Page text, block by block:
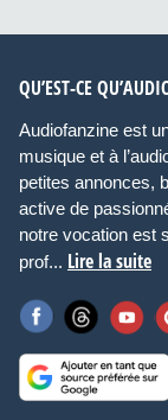
QU’EST-CE
Audiofanzine est
musique et à
petites annonces,
active de
notre vocation est
prof... Lire la suite